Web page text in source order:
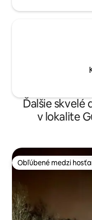
Ďalšie skvelé
v lokalite
Obľúbené medzi
Obľúbené medzi